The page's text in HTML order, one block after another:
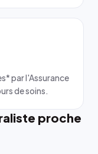
par l'Assurance
de soins.
proche